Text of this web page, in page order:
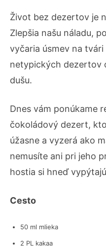
Život bez dezertov je
Zlepšia našu náladu,
vyčaria úsmev na
netypických dezertov
dušu.
Dnes vám ponúkame
čokoládový dezert,
úžasne a vyzerá ako
nemusíte ani pri jeho
hostia si hneď
Cesto
50 ml mlieka
2 PL kakaa